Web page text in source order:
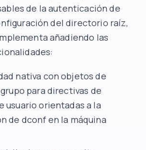
de la autenticación de
del directorio raíz,
añadiendo las
nativa con objetos de
para directivas de
usuario orientadas a la
de dconf en la máquina